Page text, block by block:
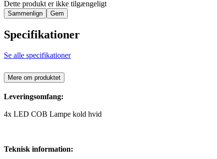
Dette produkt er ikke tilgængeligt
Sammenlign Gem
Specifikationer
Se alle specifikationer
Mere om produktet
Leveringsomfang:
4x LED COB Lampe kold hvid
Teknisk information: